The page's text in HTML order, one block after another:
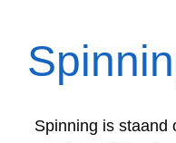
Spinning is staand